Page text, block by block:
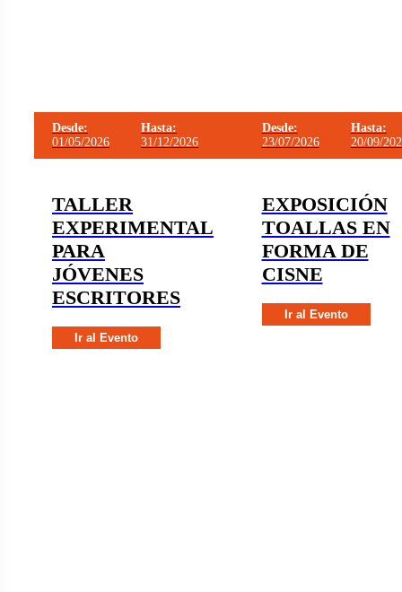
Desde:
01/05/2026
Hasta:
31/12/2026
TALLER
EXPERIMENTAL
PARA
JÓVENES
ESCRITORES
Ir al Evento
Desde:
23/07/2026
Hasta:
20/09/
EXPOSICIÓN
TOALLAS EN
FORMA DE
CISNE
Ir al Evento